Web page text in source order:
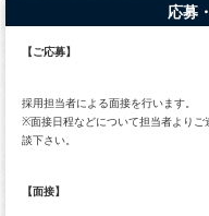
応募
【ご応募】
採用担当者による面接を行います。
※面接日程などについて担当者より
談下さい。
【面接】